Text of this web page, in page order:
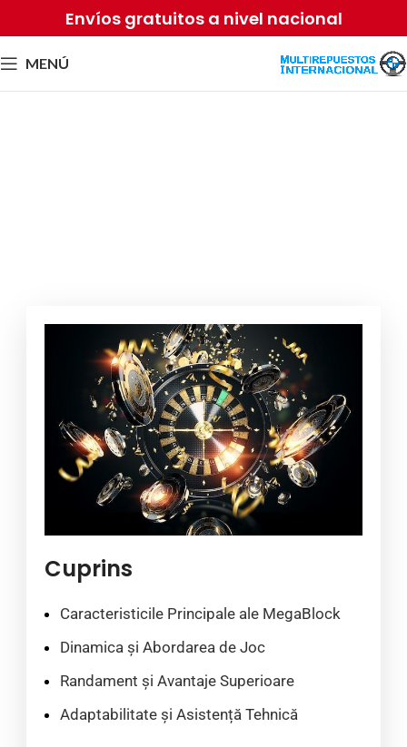
Envíos gratuitos a nivel nacional
MENÚ
Cuprins
Caracteristicile Principale ale MegaBlock
Dinamica și Abordarea de Joc
Randament și Avantaje Superioare
Adaptabilitate și Asistență Tehnică